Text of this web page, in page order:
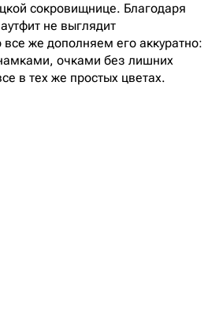
сокровищнице. Благодаря
не выглядит
же дополняем его аккуратно:
очками без лишних
в тех же простых цветах.